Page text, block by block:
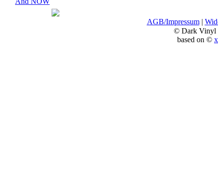
AGB/Impressum|
© Dark Vinyl
based on ©